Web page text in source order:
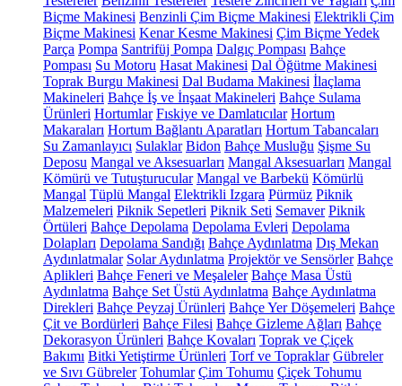
Biçme Makinesi Benzinli Çim Biçme Makinesi Elektrikli Çim
Biçme Makinesi Kenar Kesme Makinesi Çim Biçme Yedek
Parça Pompa Santrifüj Pompa Dalgıç Pompası Bahçe
Pompası Su Motoru Hasat Makinesi Dal Öğütme Makinesi
Toprak Burgu Makinesi Dal Budama Makinesi İlaçlama
Makineleri Bahçe İş ve İnşaat Makineleri Bahçe Sulama
Ürünleri Hortumlar Fıskiye ve Damlatıcılar Hortum
Makaraları Hortum Bağlantı Aparatları Hortum Tabancaları
Su Zamanlayıcı Sulaklar Bidon Bahçe Musluğu Şişme Su
Deposu Mangal ve Aksesuarları Mangal Aksesuarları Mangal
Kömürü ve Tutuşturucular Mangal ve Barbekü Kömürlü
Mangal Tüplü Mangal Elektrikli Izgara Pürmüz Piknik
Malzemeleri Piknik Sepetleri Piknik Seti Semaver Piknik
Örtüleri Bahçe Depolama Depolama Evleri Depolama
Dolapları Depolama Sandığı Bahçe Aydınlatma Dış Mekan
Aydınlatmalar Solar Aydınlatma Projektör ve Sensörler Bahçe
Aplikleri Bahçe Feneri ve Meşaleler Bahçe Masa Üstü
Aydınlatma Bahçe Set Üstü Aydınlatma Bahçe Aydınlatma
Direkleri Bahçe Peyzaj Ürünleri Bahçe Yer Döşemeleri Bahçe
Çit ve Bordürleri Bahçe Filesi Bahçe Gizleme Ağları Bahçe
Dekorasyon Ürünleri Bahçe Kovaları Toprak ve Çiçek
Bakımı Bitki Yetiştirme Ürünleri Torf ve Topraklar Gübreler
ve Sıvı Gübreler Tohumlar Çim Tohumu Çiçek Tohumu